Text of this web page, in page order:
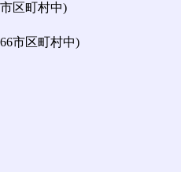
区町村中)
市区町村中)